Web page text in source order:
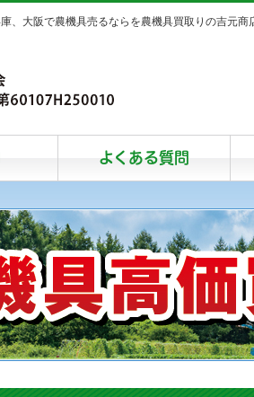
、大阪で農機具売るならを農機具買取りの吉元商
よくある質問